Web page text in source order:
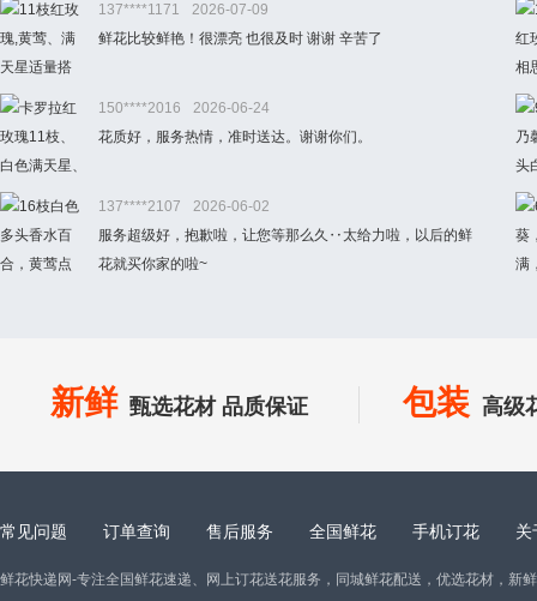
137****1171
2026-07-09
鲜花比较鲜艳！很漂亮 也很及时 谢谢 辛苦了
150****2016
2026-06-24
花质好，服务热情，准时送达。谢谢你们。
137****2107
2026-06-02
服务超级好，抱歉啦，让您等那么久‥太给力啦，以后的鲜
花就买你家的啦~
新鲜 甄选花材 品质保证 包装 高级
常见问题 订单查询 售后服务 全国鲜花 手机订花 关
鲜花快递网-专注全国鲜花速递、网上订花送花服务，同城鲜花配送，优选花材，新